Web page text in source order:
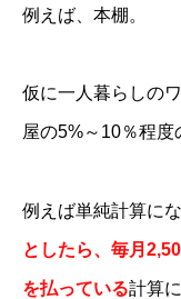
例えば、本棚。
仮に一人暮らしの
屋の5%～10％程度
例えば単純計算に
としたら、毎月
を払っている計算